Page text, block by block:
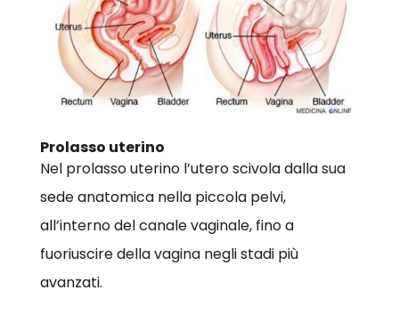
Prolasso uterino
Nel prolasso uterino l’utero scivola dalla sua
sede anatomica nella piccola pelvi,
all’interno del canale vaginale, fino a
fuoriuscire della vagina negli stadi più
avanzati.